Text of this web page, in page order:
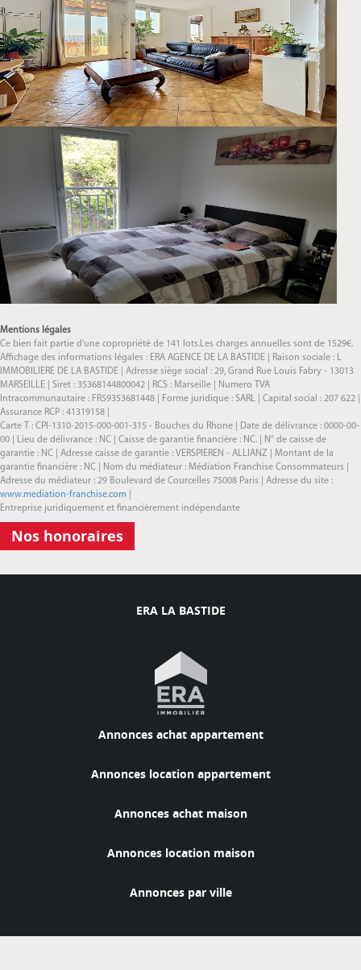
Mentions légales
Ce bien fait partie d'une copropriété de 141 lots.Les charges annuelles sont de 1529€.
Affichage des informations légales : ERA AGENCE DE LA BASTIDE | Raison sociale : L
IMMOBILIERE DE LA BASTIDE | Adresse siège social : 29, Grand Rue Louis Fabry - 13013
MARSEILLE | Siret : 35368144800042 | RCS : Marseille | Numero TVA
Intracommunautaire : FR59353681448 | Forme juridique : SARL | Capital social : 207 622 |
Assurance RCP : 41319158 |
Carte T : CPI-1310-2015-000-001-315 - Bouches du Rhone | Date de délivrance : 0000-00-
00 | Lieu de délivrance : NC | Caisse de garantie financière : NC. | N° de caisse de
garantie : NC | Adresse caisse de garantie : VERSPIEREN - ALLIANZ | Montant de la
garantie financière : NC | Nom du médiateur : Médiation Franchise Consommateurs |
Adresse du médiateur : 29 Boulevard de Courcelles 75008 Paris | Adresse du site :
www.mediation-franchise.com
Entreprise juridiquement et financièrement indépendante
Nos honoraires
ERA LA BASTIDE
Annonces achat appartement
Annonces location appartement
Annonces achat maison
Annonces location maison
Annonces par ville